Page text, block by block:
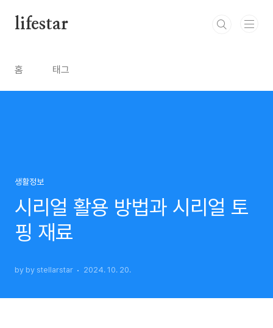
lifestar
홈 태그
생활정보
시리얼 활용 방법과 시리얼 토
핑 재료
by by stellarstar 2024. 10. 20.